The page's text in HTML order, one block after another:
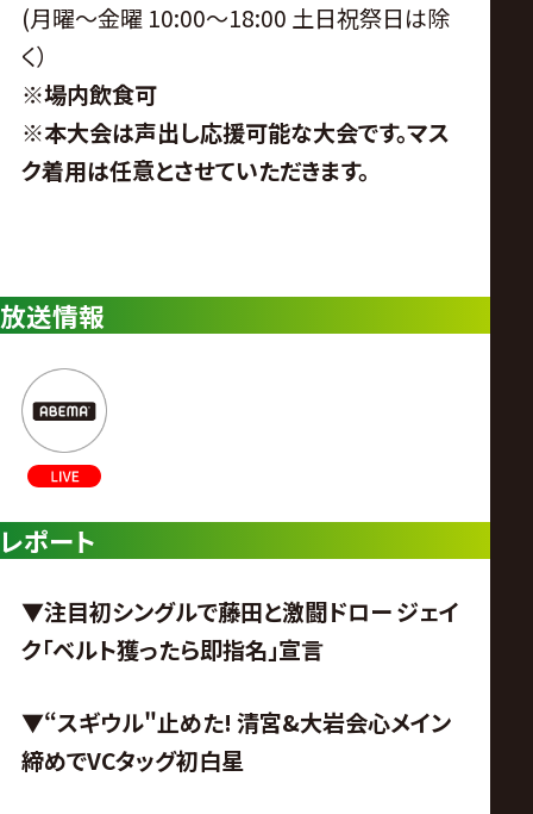
(月曜〜金曜10:00〜18:00 土日祝祭日は除
く）
※場内飲食可
※本大会は声出し応援可能な大会です。マス
ク着用は任意とさせていただきます。
放送情報
レポート
▼注目初シングルで藤田と激闘ドロー ジェイ
ク「ベルト獲ったら即指名」宣言
▼“スギウル"止めた! 清宮&大岩会心メイン
締めでVCタッグ初白星